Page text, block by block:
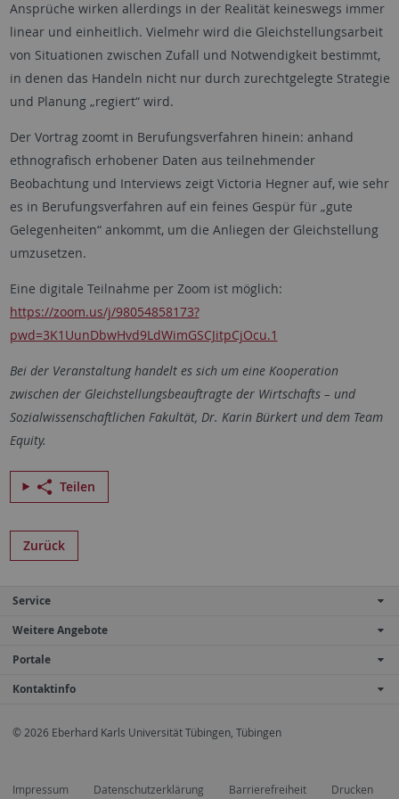
Ansprüche wirken allerdings in der Realität keineswegs immer
linear und einheitlich. Vielmehr wird die Gleichstellungsarbeit
von Situationen zwischen Zufall und Notwendigkeit bestimmt,
in denen das Handeln nicht nur durch zurechtgelegte Strategie
und Planung „regiert“ wird.
Der Vortrag zoomt in Berufungsverfahren hinein: anhand
ethnografisch erhobener Daten aus teilnehmender
Beobachtung und Interviews zeigt Victoria Hegner auf, wie sehr
es in Berufungsverfahren auf ein feines Gespür für „gute
Gelegenheiten“ ankommt, um die Anliegen der Gleichstellung
umzusetzen.
Eine digitale Teilnahme per Zoom ist möglich:
https://zoom.us/j/98054858173?
pwd=3K1UunDbwHvd9LdWimGSCJitpCjOcu.1
Bei der Veranstaltung handelt es sich um eine Kooperation
zwischen der Gleichstellungsbeauftragte der Wirtschafts – und
Sozialwissenschaftlichen Fakultät, Dr. Karin Bürkert und dem Team
Equity.
Teilen
Zurück
Service
Weitere Angebote
Portale
Kontaktinfo
© 2026 Eberhard Karls Universität Tübingen, Tübingen
Impressum Datenschutzerklärung Barrierefreiheit Drucken